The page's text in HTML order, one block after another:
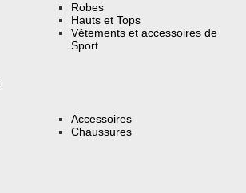
Robes
Hauts et Tops
Vêtements et accessoires de
Sport
Accessoires
Chaussures